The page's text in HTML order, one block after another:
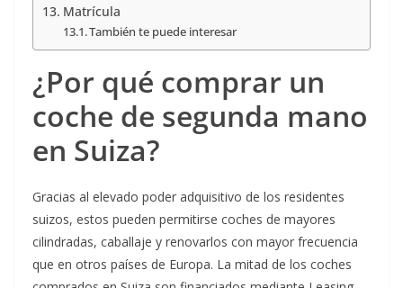
Matrícula
También te puede interesar
¿Por qué comprar un
coche de segunda mano
en Suiza?
Gracias al elevado poder adquisitivo de los residentes
suizos, estos pueden permitirse coches de mayores
cilindradas, caballaje y renovarlos con mayor frecuencia
que en otros países de Europa. La mitad de los coches